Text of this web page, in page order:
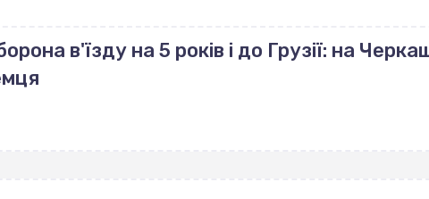
в'їзду на 5 років і до Грузії: на